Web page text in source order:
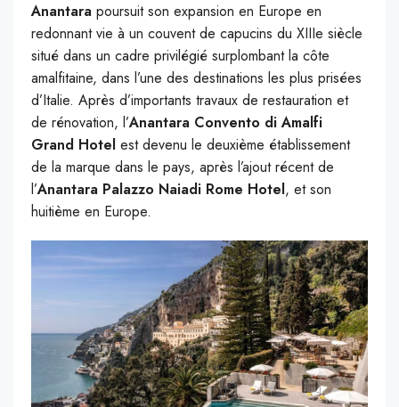
Anantara poursuit son expansion en Europe en
redonnant vie à un couvent de capucins du XIIIe siècle
situé dans un cadre privilégié surplombant la côte
amalfitaine, dans l’une des destinations les plus prisées
d’Italie. Après d’importants travaux de restauration et
de rénovation, l’Anantara Convento di Amalfi
Grand Hotel est devenu le deuxième établissement
de la marque dans le pays, après l’ajout récent de
l’Anantara Palazzo Naiadi Rome Hotel, et son
huitième en Europe.